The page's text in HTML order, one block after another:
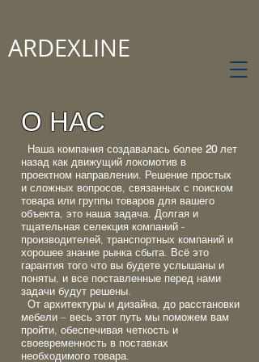
ARDEXLINE
О НАС
Наша компания создавалась более 20лет
назад как движущий локомотив в
проектном направлении. Решение простых
и сложных вопросов, связанных с поиском
товара или группы товаров для вашего
объекта, это наша задача. Долгая и
тщательная селекция компаний -
производителей, транспортных компаний и
хорошее знание рынка сбыта. Всё это
гарантия того что вы будете услышаны и
поняты, и все поставленные перед нами
задачи будут решены.
От архитектуры и дизайна, до расстановки
мебели – весь этот путь мы поможем вам
пройти, обеспечивая четкость и
своевременность в поставках
необходимого товара.